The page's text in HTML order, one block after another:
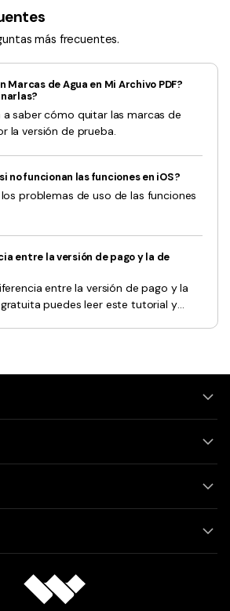
más frecuentes.
Marcas de Agua en Mi Archivo PDF?
saber cómo quitar las marcas de
la versión de prueba.
no funcionan las funciones en iOS?
problemas de uso de las funciones
entre la versión de pago y la de
entre la versión de pago y la
puedes leer este tutorial y